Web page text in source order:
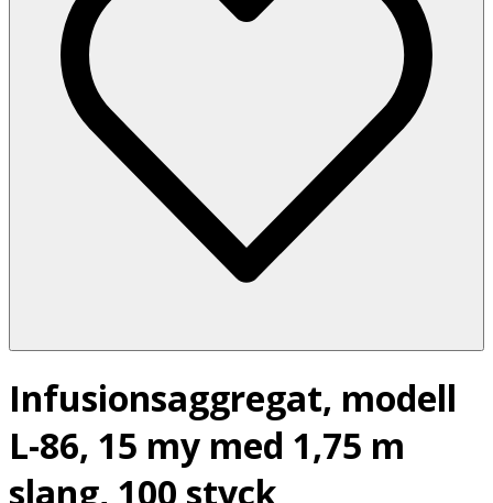
Infusionsaggregat, modell
L-86, 15 my med 1,75 m
slang, 100 styck